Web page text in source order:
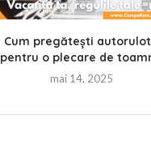
Cum pregătești
pentru o plecare de
mai 14, 2025